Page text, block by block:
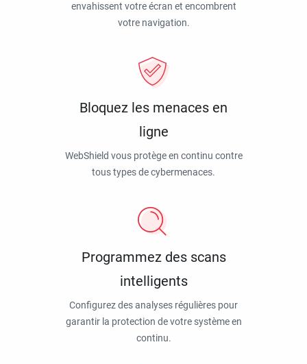
envahissent votre écran et encombrent
votre navigation.
Bloquez les menaces en
ligne
WebShield vous protège en continu contre
tous types de cybermenaces.
Programmez des scans
intelligents
Configurez des analyses régulières pour
garantir la protection de votre système en
continu.